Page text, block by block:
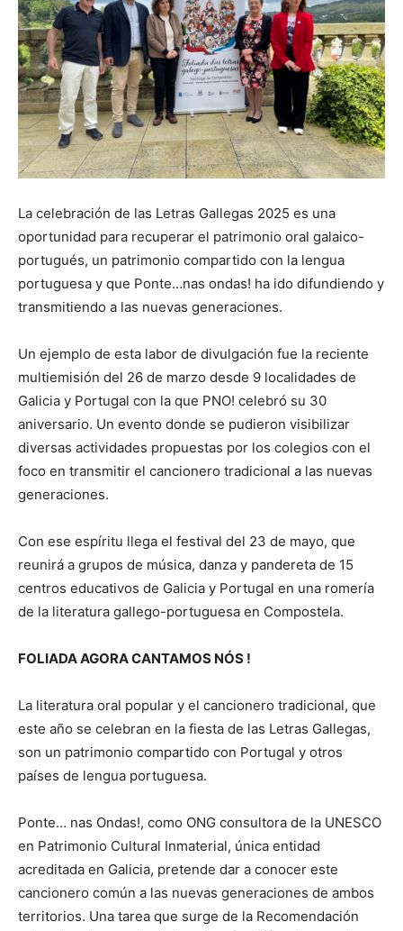
La celebración de las Letras Gallegas 2025 es una
oportunidad para recuperar el patrimonio oral galaico-
portugués, un patrimonio compartido con la lengua
portuguesa y que Ponte…nas ondas! ha ido difundiendo y
transmitiendo a las nuevas generaciones.
Un ejemplo de esta labor de divulgación fue la reciente
multiemisión del 26 de marzo desde 9 localidades de
Galicia y Portugal con la que PNO! celebró su 30
aniversario. Un evento donde se pudieron visibilizar
diversas actividades propuestas por los colegios con el
foco en transmitir el cancionero tradicional a las nuevas
generaciones.
Con ese espíritu llega el festival del 23 de mayo, que
reunirá a grupos de música, danza y pandereta de 15
centros educativos de Galicia y Portugal en una romería
de la literatura gallego-portuguesa en Compostela.
FOLIADA AGORA CANTAMOS NÓS !
La literatura oral popular y el cancionero tradicional, que
este año se celebran en la fiesta de las Letras Gallegas,
son un patrimonio compartido con Portugal y otros
países de lengua portuguesa.
Ponte… nas Ondas!, como ONG consultora de la UNESCO
en Patrimonio Cultural Inmaterial, única entidad
acreditada en Galicia, pretende dar a conocer este
cancionero común a las nuevas generaciones de ambos
territorios. Una tarea que surge de la Recomendación